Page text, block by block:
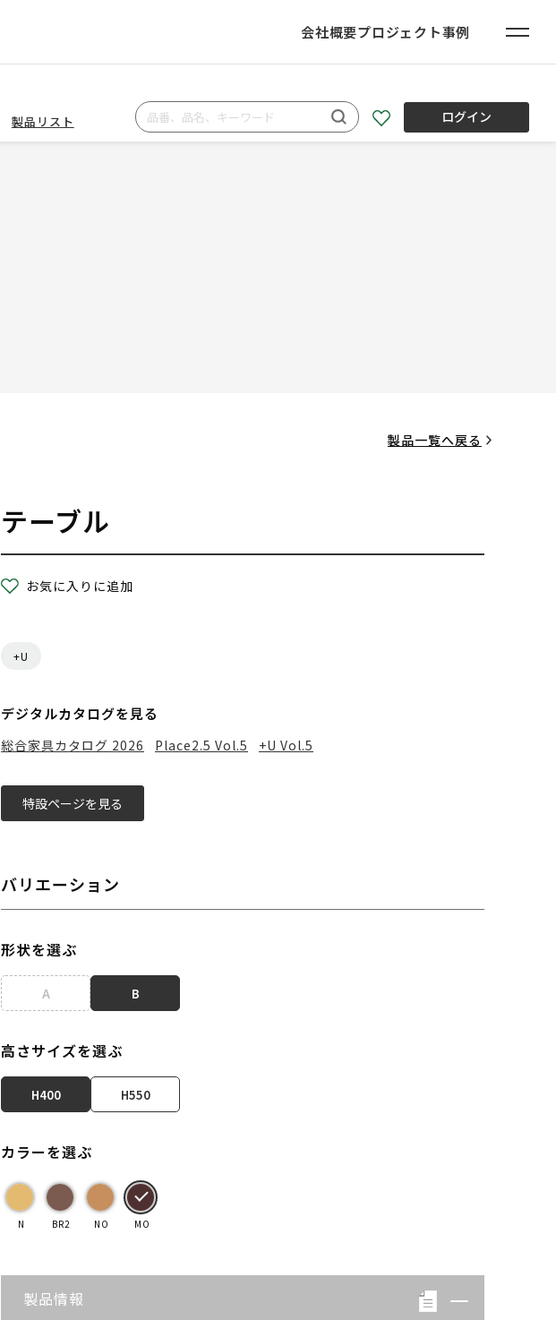
会社概要プロジェクト事例
製品リスト ログイン
製品一覧へ戻る
テーブル
お気に入りに追加
+U
デジタルカタログを見る
総合家具カタログ 2026 Place2.5 Vol.5 +U Vol.5
特設ページを見る
バリエーション
形状を選ぶ
A B
高さサイズを選ぶ
H400 H550
カラーを選ぶ
N BR2 NO MO
製品情報